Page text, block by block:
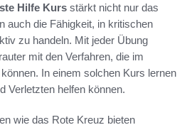
Hilfe Kurs stärkt nicht nur das
auch die Fähigkeit, in kritischen
zu handeln. Mit jeder Übung
mit den Verfahren, die im
In einem solchen Kurs lernen
Verletzten helfen können.
wie das Rote Kreuz bieten